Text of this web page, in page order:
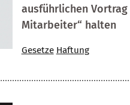
ausführlichen
Mitarbeiter“ halten
Gesetze Haftung